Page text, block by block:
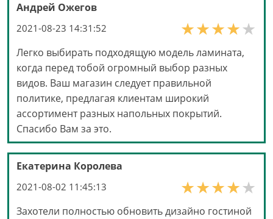
Андрей Ожегов
2021-08-23 14:31:52
Легко выбирать подходящую модель ламината,
когда перед тобой огромный выбор разных
видов. Ваш магазин следует правильной
политике, предлагая клиентам широкий
ассортимент разных напольных покрытий.
Спасибо Вам за это.
Екатерина Королева
2021-08-02 11:45:13
Захотели полностью обновить дизайно гостиной